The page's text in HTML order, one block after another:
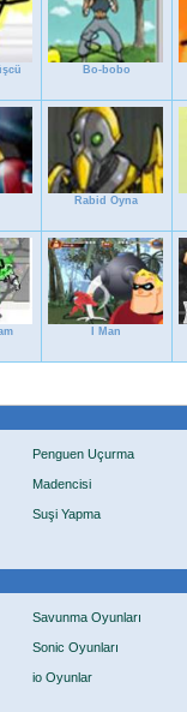
Bo-bobo
Rabid Oyna
I Man
Penguen Uçurma
Madencisi
Suşi Yapma
Savunma Oyunları
Sonic Oyunları
io Oyunlar